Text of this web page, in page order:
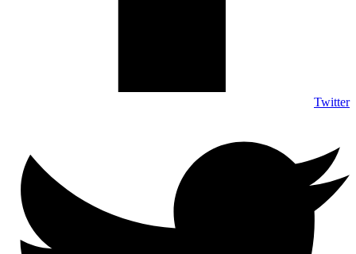
Twitter